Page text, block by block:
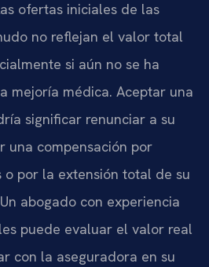
ofertas iniciales de las
no reflejan el valor total
si aún no se ha
mejoría médica. Aceptar una
significar renunciar a su
una compensación por
por la extensión total de su
abogado con experiencia
puede evaluar el valor real
con la aseguradora en su